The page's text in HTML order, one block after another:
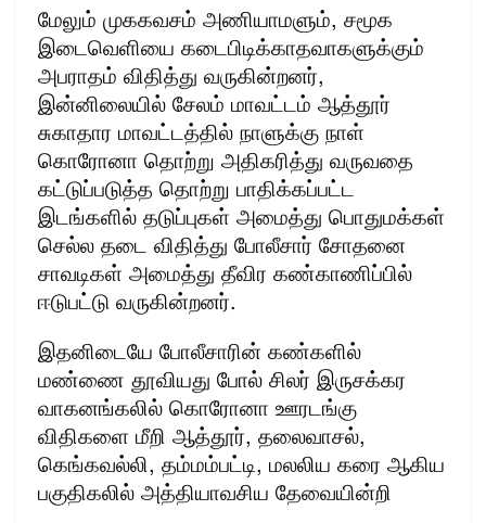
மேலும் முககவசம் அணியாமளும், சமூக
இடைவெளியை கடைபிடிக்காதவாகளுக்கும்
அபராதம் விதித்து வருகின்றனர்,
இன்னிலையில் சேலம் மாவட்டம் ஆத்தூர்
சுகாதார மாவட்டத்தில் நாளுக்கு நாள்
கொரோனா தொற்று அதிகரித்து வருவதை
கட்டுப்படுத்த தொற்று பாதிக்கப்பட்ட
இடங்களில் தடுப்புகள் அமைத்து பொதுமக்கள்
செல்ல தடை விதித்து போலீசார் சோதனை
சாவடிகள் அமைத்து தீவிர கண்காணிப்பில்
ஈடுபட்டு வருகின்றனர்.
இதனிடையே போலீசாரின் கண்களில்
மண்ணை தூவியது போல் சிலர் இருசக்கர
வாகனங்கலில் கொரோனா ஊரடங்கு
விதிகளை மீறி ஆத்தூர், தலைவாசல்,
கெங்கவல்லி, தம்மம்பட்டி, மலலிய கரை ஆகிய
பகுதிகலில் அத்தியாவசிய தேவையின்றி